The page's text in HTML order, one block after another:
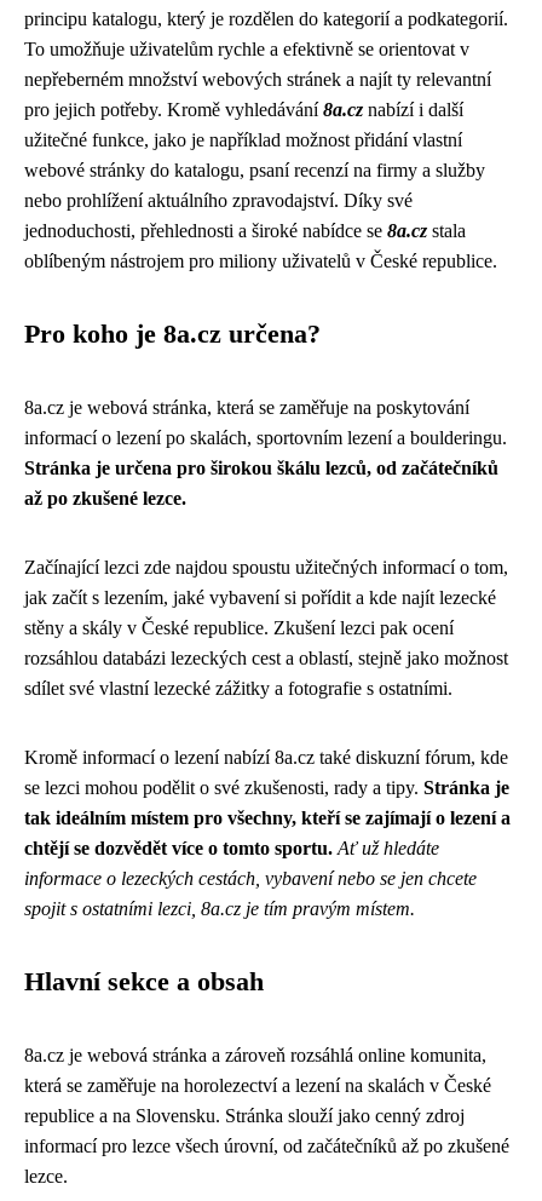
principu katalogu, který je rozdělen do kategorií a podkategorií.
To umožňuje uživatelům rychle a efektivně se orientovat v
nepřeberném množství webových stránek a najít ty relevantní
pro jejich potřeby. Kromě vyhledávání8a.cz nabízí i další
užitečné funkce, jako je například možnost přidání vlastní
webové stránky do katalogu, psaní recenzí na firmy a služby
nebo prohlížení aktuálního zpravodajství. Díky své
jednoduchosti, přehlednosti a široké nabídce se 8a.cz stala
oblíbeným nástrojem pro miliony uživatelů v České republice.
Pro koho je 8a.cz určena?
8a.cz je webová stránka, která se zaměřuje na poskytování
informací o lezení po skalách, sportovním lezení a boulderingu.
Stránka je určena pro širokou škálu lezců, od začátečníků
až po zkušené lezce.
Začínající lezci zde najdou spoustu užitečných informací o tom,
jak začít s lezením, jaké vybavení si pořídit a kde najít lezecké
stěny a skály v České republice. Zkušení lezci pak ocení
rozsáhlou databázi lezeckých cest a oblastí, stejně jako možnost
sdílet své vlastní lezecké zážitky a fotografie s ostatními.
Kromě informací o lezení nabízí 8a.cz také diskuzní fórum, kde
se lezci mohou podělit o své zkušenosti, rady a tipy. Stránka je
tak ideálním místem pro všechny, kteří se zajímají o lezení a
chtějí se dozvědět více o tomto sportu. Ať už hledáte
informace o lezeckých cestách, vybavení nebo se jen chcete
spojit s ostatními lezci, 8a.cz je tím pravým místem.
Hlavní sekce a obsah
8a.cz je webová stránka a zároveň rozsáhlá online komunita,
která se zaměřuje na horolezectví a lezení na skalách v České
republice a na Slovensku. Stránka slouží jako cenný zdroj
informací pro lezce všech úrovní, od začátečníků až po zkušené
lezce.